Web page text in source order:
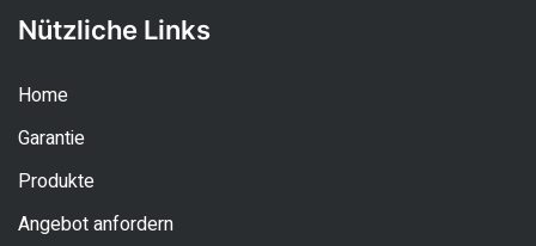
Nützliche Links
Home
Garantie
Produkte
Angebot anfordern